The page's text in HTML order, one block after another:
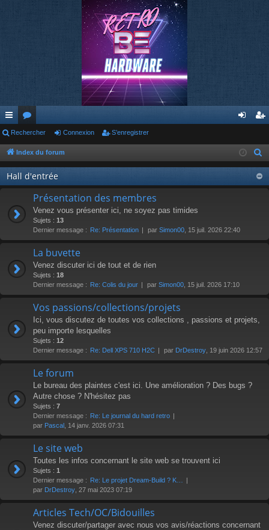
cc
ès
ra
pi
or
u
m
s
ne
xi
on
nr
eg
ist
Rechercher Connexion S’enregistrer
Index du forum
Hall d'entrée
Présentation des membres
Venez vous présenter ici, ne soyez pas timides
Sujets : 13
Dernier message : Re: Présentation par Simon00 , 15 juil. 2026 22:40
La buvette
Venez discuter ici de tout et de rien
Sujets : 18
Dernier message : Re: Colis du jour par Simon00 , 15 juil. 2026 17:10
Vos passions/collections/projets
Ici, vous discutez de toutes vos collections , passions et projets,
peu importe lesquelles
Sujets : 12
Dernier message : Re: Dell XPS 710 H2C par DrDestroy , 19 juin 2026 12:57
Le forum
Le bureau des plaintes c'est ici. Une amélioration ? Des bugs ?
Autre chose ? N'hésitez pas
Sujets : 7
Dernier message : Re: Le journal du hard retro
par Pascal , 14 janv. 2026 07:31
Le site web
Toutes les infos concernant le site web se trouvent ici
Sujets : 1
Dernier message : Re: Le projet Dream-Build ? K…
par DrDestroy , 27 mai 2023 07:19
Articles Tech/OC/Bidouilles
Venez discuter/partager avec nous vos avis/réactions concernant